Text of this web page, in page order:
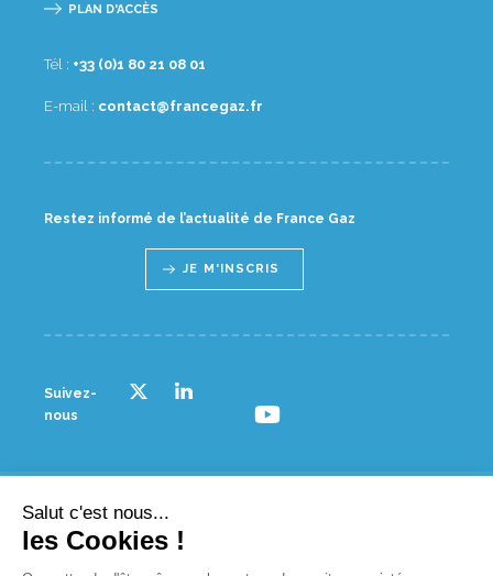
PLAN D'ACCÈS
Tél : 10 80 12 08 1(0) 33+
E-mail : rf.zagecnarf@tcatnoc
Restez informé de l’actualité de France Gaz
JE M'INSCRIS
Suivez-
nous
© France gaz - 2023
Salut c'est nous...
les Cookies !